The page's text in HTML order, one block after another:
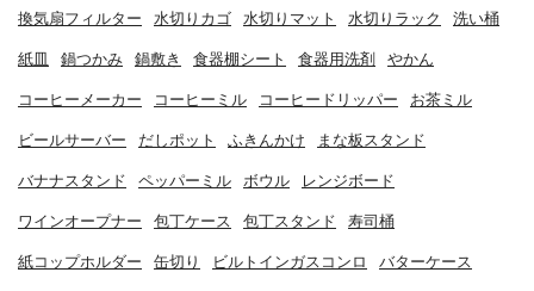
換気扇フィルター 水切りカゴ 水切りマット 水切りラック 洗い桶
紙皿 鍋つかみ 鍋敷き 食器棚シート 食器用洗剤 やかん
コーヒーメーカー コーヒーミル コーヒードリッパー お茶ミル
ビールサーバー だしポット ふきんかけ まな板スタンド
バナナスタンド ペッパーミル ボウル レンジボード
ワインオープナー 包丁ケース 包丁スタンド 寿司桶
紙コップホルダー 缶切り ビルトインガスコンロ バターケース